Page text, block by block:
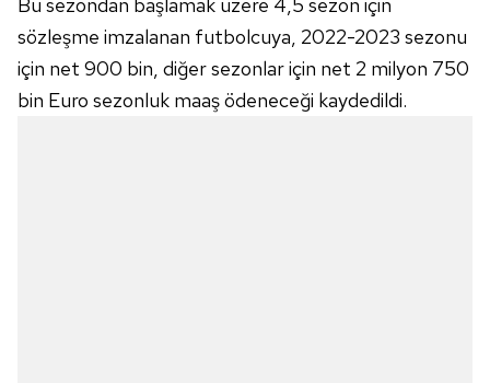
sözleşme imzalanan futbolcuya, 2022-2023 sezonu
için net 900 bin, diğer sezonlar için net 2 milyon 750
bin Euro sezonluk maaş ödeneceği kaydedildi.